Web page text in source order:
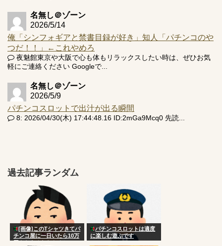
名無し＠ゾーン
2026/5/14
俺「シンフォギアと禁書目録が好き」知人「パチンコのや
つだ！！」←これやめろ
夜魅館東京や大阪で心も体もリラックスしたい時は、ぜひお気
軽にご連絡ください Googleで...
名無し＠ゾーン
2026/5/9
パチンコスロットで出汁が出る瞬間
8: 2026/04/30(木) 17:44:48.16 ID:2mGa9Mcq0 先読...
過去記事ランダム
[画像]このTシャツきてパ
チンコ屋に一日いたら10万
円もらえるならやるか？
パチンコスロットは適度
に楽しむ遊ぶです